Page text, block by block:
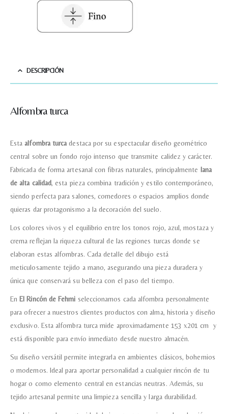
DESCRIPCIÓN
Alfombra turca
Estaalfombra turca destaca por su espectacular diseño geométrico
central sobre un fondo rojo intenso que transmite calidez y carácter.
Fabricada de forma artesanal con fibras naturales, principalmente lana
de alta calidad, esta pieza combina tradición y estilo contemporáneo,
siendo perfecta para salones, comedores o espacios amplios donde
quieras dar protagonismo a la decoración del suelo.
Los colores vivos y el equilibrio entre los tonos rojo, azul, mostaza y
crema reflejan la riqueza cultural de las regiones turcas donde se
elaboran estas alfombras. Cada detalle del dibujo está
meticulosamente tejido a mano, asegurando una pieza duradera y
única que conservará su belleza con el paso del tiempo.
En El Rincón de Fehmi seleccionamos cada alfombra personalmente
para ofrecer a nuestros clientes productos con alma, historia y diseño
exclusivo. Esta alfombra turca mide aproximadamente 153 x201 cm y
está disponible para envío inmediato desde nuestro almacén.
Su diseño versátil permite integrarla en ambientes clásicos, bohemios
o modernos. Ideal para aportar personalidad a cualquier rincón de tu
hogar o como elemento central en estancias neutras. Además, su
tejido artesanal permite una limpieza sencilla y larga durabilidad.
Nombre y Referencia del producto
Doy mi consentimiento para que
Recibir mi oferta